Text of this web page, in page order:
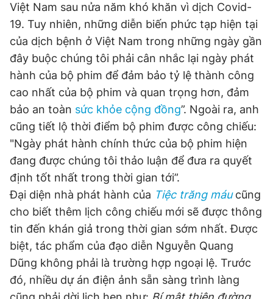
Việt Nam sau nửa năm khó khăn vì dịch Covid-
19. Tuy nhiên, những diễn biến phức tạp hiện tại
của dịch bệnh ở Việt Nam trong những ngày gần
đây buộc chúng tôi phải cân nhắc lại ngày phát
hành của bộ phim để đảm bảo tỷ lệ thành công
cao nhất của bộ phim và quan trọng hơn, đảm
bảo an toàn sức khỏe cộng đồng”. Ngoài ra, anh
cũng tiết lộ thời điểm bộ phim được công chiếu:
"Ngày phát hành chính thức của bộ phim hiện
đang được chúng tôi thảo luận để đưa ra quyết
định tốt nhất trong thời gian tới”.
Đại diện nhà phát hành của Tiệc trăng máucũng
cho biết thêm lịch công chiếu mới sẽ được thông
tin đến khán giả trong thời gian sớm nhất. Được
biệt, tác phẩm của đạo diễn Nguyễn Quang
Dũng không phải là trường hợp ngoại lệ. Trước
đó, nhiều dự án điện ảnh sẵn sàng trình làng